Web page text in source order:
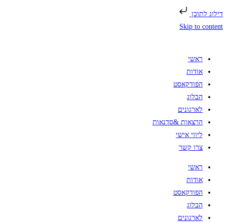
דילוג לתוכן
Skip to content
ראשי
אודות
הפודקאסט
הבלוג
לארגונים
הרצאות &סדנאות
ליווי אישי
צרו קשר
ראשי
אודות
הפודקאסט
הבלוג
לארגונים